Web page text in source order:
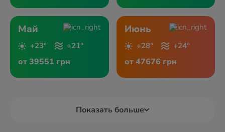
Май
+23° +21°
от 39551 грн
Июнь
+28° +24°
от 47676 грн
Показать больше